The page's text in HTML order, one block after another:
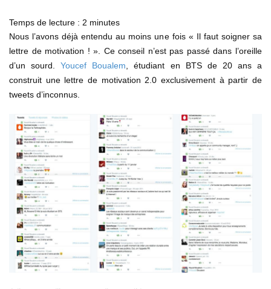
Temps de lecture : 2 minutes
Nous l’avons déjà entendu au moins une fois « Il faut soigner sa
lettre de motivation ! ». Ce conseil n’est pas passé dans l’oreille
d’un sourd.Youcef Boualem , étudiant en BTS de 20 ans a
construit une lettre de motivation 2.0 exclusivement à partir de
tweets d’inconnus.